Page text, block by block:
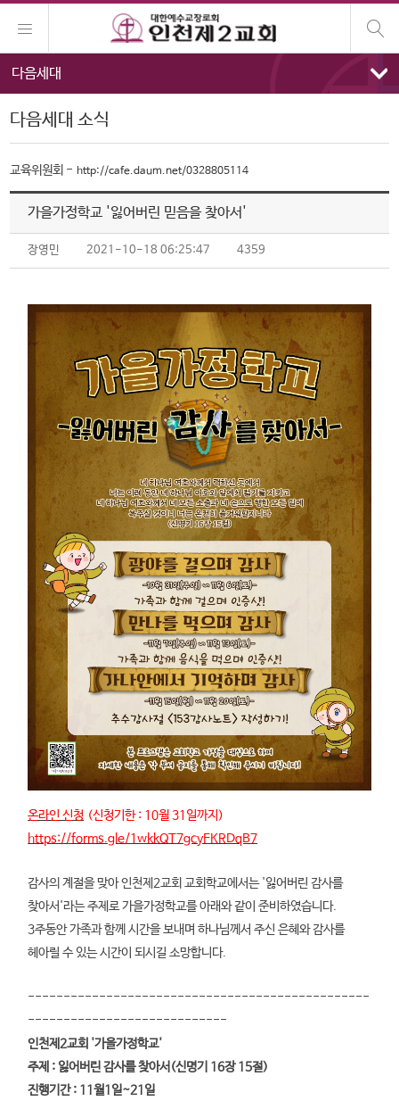
다음세대
다음세대 소식
교육위원회 - http://cafe.daum.net/0328805114
가을가정학교 '잃어버린 믿음을 찾아서'
장영민 2021-10-18 06:25:47 4359
온라인 신청 (신청기한 : 10월 31일까지)
https://forms.gle/1wkkQT7gcyFKRDqB7
감사의 계절을 맞아 인천제2교회 교회학교에서는 '잃어버린 감사를
찾아서'라는 주제로 가을가정학교를 아래와 같이 준비하였습니다.
3주동안 가족과 함께 시간을 보내며 하나님께서 주신 은혜와 감사를
헤아릴 수 있는 시간이 되시길 소망합니다.
------------------------------------------------
----------------------------
인천제2교회 '가을가정학교'
주제 : 잃어버린 감사를 찾아서(신명기 16장 15절)
진행기간 : 11월1일~21일